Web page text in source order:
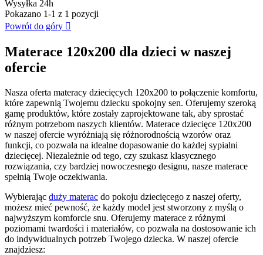
Wysyłka 24h
Pokazano 1-1 z 1 pozycji
Powrót do góry 
Materace 120x200 dla dzieci w naszej
ofercie
Nasza oferta materacy dziecięcych 120x200 to połączenie komfortu,
które zapewnią Twojemu dziecku spokojny sen. Oferujemy szeroką
gamę produktów, które zostały zaprojektowane tak, aby sprostać
różnym potrzebom naszych klientów. Materace dziecięce 120x200
w naszej ofercie wyróżniają się różnorodnością wzorów oraz
funkcji, co pozwala na idealne dopasowanie do każdej sypialni
dziecięcej. Niezależnie od tego, czy szukasz klasycznego
rozwiązania, czy bardziej nowoczesnego designu, nasze materace
spełnią Twoje oczekiwania.
Wybierając duży materac do pokoju dziecięcego z naszej oferty,
możesz mieć pewność, że każdy model jest stworzony z myślą o
najwyższym komforcie snu. Oferujemy materace z różnymi
poziomami twardości i materiałów, co pozwala na dostosowanie ich
do indywidualnych potrzeb Twojego dziecka. W naszej ofercie
znajdziesz: